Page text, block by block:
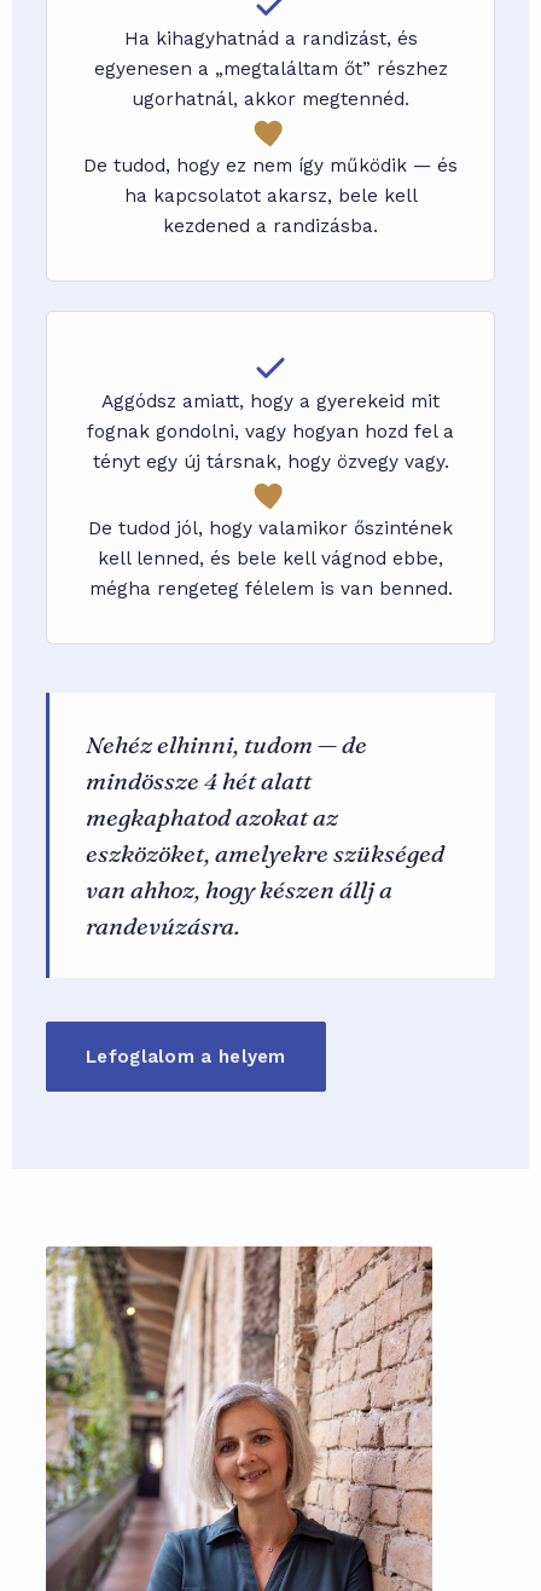
Ha kihagyhatnád a randizást, és
egyenesen a „megtaláltam őt” részhez
ugorhatnál, akkor megtennéd.
De tudod, hogy ez nem így működik — és
ha kapcsolatot akarsz, bele kell
kezdened a randizásba.
Aggódsz amiatt, hogy a gyerekeid mit
fognak gondolni, vagy hogyan hozd fel a
tényt egy új társnak, hogy özvegy vagy.
De tudod jól, hogy valamikor őszintének
kell lenned, és bele kell vágnod ebbe,
mégha rengeteg félelem is van benned.
Nehéz elhinni, tudom — de
mindössze 4 hét alatt
megkaphatod azokat az
eszközöket, amelyekre szükséged
van ahhoz, hogy készen állj a
randevúzásra.
Lefoglalom a helyem